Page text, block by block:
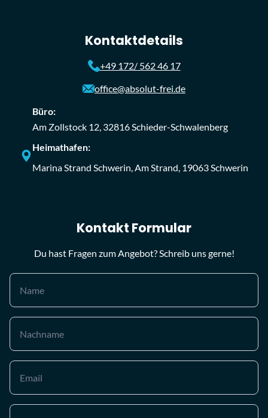
Kontaktdetails
+49 172/ 562 46 17
office@absolut-frei.de
Büro:
Am Zollstock 12, 32816 Schieder-Schwalenberg
Heimathafen:
Marina Strand Schwerin, Am Strand, 19063 Schwerin
Kontakt Formular
Du hast Fragen zum Angebot? Schreib uns gerne!